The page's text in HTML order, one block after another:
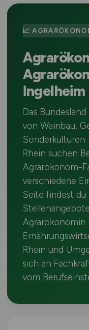
📈
Ingelheim
Das
von Weinbau,
Sonderkulturen
Rhein suchen
Agrarökonom-
verschiedene
Seite findest du
Agrarökonomin
Rhein und
sich an
vom